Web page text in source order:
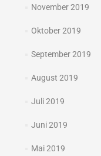
November 2019
Oktober 2019
September 2019
August 2019
Juli 2019
Juni 2019
Mai 2019